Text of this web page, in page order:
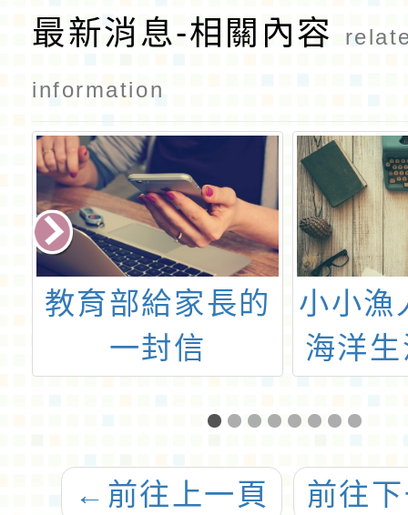
最新消息-相關內容
information
教育部給家長的
一封信
小小漁
海洋
← 前往上一頁 前往